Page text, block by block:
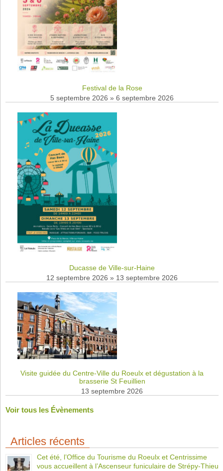
Festival de la Rose
5 septembre 2026 » 6 septembre 2026
Ducasse de Ville-sur-Haine
12 septembre 2026 » 13 septembre 2026
Visite guidée du Centre-Ville du Roeulx et dégustation à la
brasserie St Feuillien
13 septembre 2026
Voir tous les Évènements
Articles récents
Cet été, l’Office du Tourisme du Roeulx et Centrissime
vous accueillent à l’Ascenseur funiculaire de Strépy-Thieu